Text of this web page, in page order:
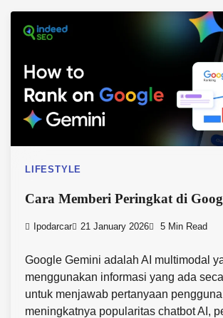
LIFESTYLE
Cara Memberi Peringkat di
Ipodarcar 21 January 2026 5 Min Read
Google Gemini adalah AI multimodal
menggunakan informasi yang ada
untuk menjawab pertanyaan
meningkatnya popularitas chatbot AI,